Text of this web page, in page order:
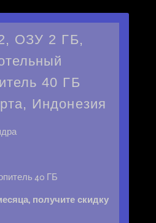
ОЗУ 2 ГБ,
40 ГБ
Индонезия
40 ГБ
получите скидку